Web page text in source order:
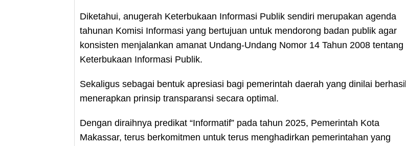
Diketahui, anugerah Keterbukaan Informasi Publik sendiri merupakan agenda
tahunan Komisi Informasi yang bertujuan untuk mendorong badan publik agar
konsisten menjalankan amanat Undang-Undang Nomor 14 Tahun 2008 tentang
Keterbukaan Informasi Publik.
Sekaligus sebagai bentuk apresiasi bagi pemerintah daerah yang dinilai berhasil
menerapkan prinsip transparansi secara optimal.
Dengan diraihnya predikat “Informatif” pada tahun 2025, Pemerintah Kota
Makassar, terus berkomitmen untuk terus menghadirkan pemerintahan yang